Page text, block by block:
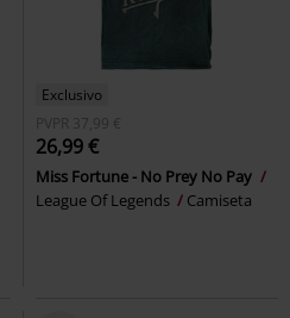
Exclusivo
PVPR 37,99 €
26,99 €
Miss Fortune - No Prey No Pay
League Of Legends
Camiseta